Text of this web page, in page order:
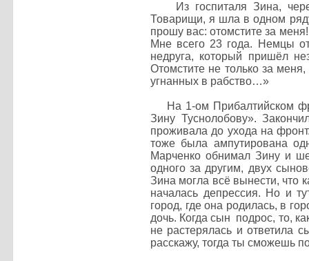
Из госпиталя Зина,
Товарищи, я шла в одном
прошу вас: отомстите за
Мне всего 23 года. Немцы
недруга, который пришёл
Отомстите не только за
угнанных в рабство…»
На 1-ом Прибалтийском
Зину Туснолобову».
проживала до ухода на
тоже была ампутирована
Марченко обнимал Зину и
одного за другим, двух
Зина могла всё вынести, что
началась депрессия. Но и
город, где она родилась, в
дочь. Когда сын подрос, то,
не растерялась и ответила
расскажу, тогда ты сможешь